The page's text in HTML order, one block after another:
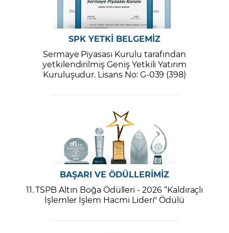
SPK YETKİ BELGEMİZ
Sermaye Piyasası Kurulu tarafından
yetkilendirilmiş Geniş Yetkili Yatırım
Kuruluşudur. Lisans No: G-039 (398)
BAŞARI VE ÖDÜLLERİMİZ
11. TSPB Altın Boğa Ödülleri - 2026 “Kaldıraçlı
İşlemler İşlem Hacmi Lideri" Ödülü